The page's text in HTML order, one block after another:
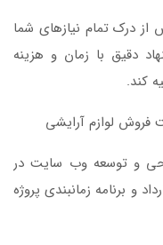
درک تمام نیازهای شما
دقیق با زمان و هزینه
کند.
و توسعه وب سایت در
و برنامه زمانبندی پروژه